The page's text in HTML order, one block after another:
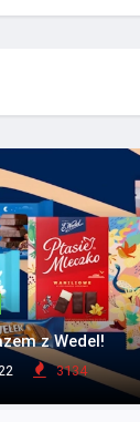
z Wedel!
3134